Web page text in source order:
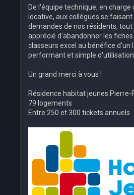
De l'équipe technique, en charge
locative, aux collègues se faisant
demandes de nos résidents, tout
apprécié d'abandonner les
classeurs excel au bénéfice d'un
performant et simple
Un grand merci à vous !
Résidence habitat jeunes Pierre-
79 logements
Entre 250 et 300 tickets annuels